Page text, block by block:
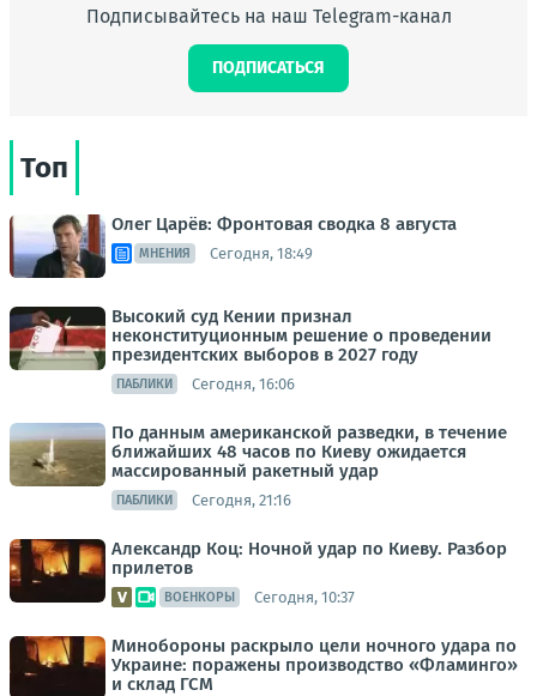
Подписывайтесь на наш Telegram-канал
ПОДПИСАТЬСЯ
Топ
Олег Царёв: Фронтовая сводка 8 августа
МНЕНИЯ Сегодня, 18:49
Высокий суд Кении признал
неконституционным решение о проведении
президентских выборов в 2027 году
ПАБЛИКИ Сегодня, 16:06
По данным американской разведки, в течение
ближайших 48 часов по Киеву ожидается
массированный ракетный удар
ПАБЛИКИ Сегодня, 21:16
Александр Коц: Ночной удар по Киеву. Разбор
прилетов
ВОЕНКОРЫ Сегодня, 10:37
Минобороны раскрыло цели ночного удара по
Украине: поражены производство «Фламинго»
и склад ГСМ